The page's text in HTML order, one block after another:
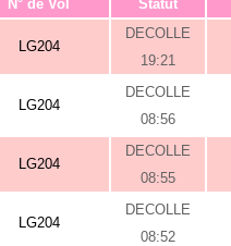
N° de Vol Statut
LG204
DECOLLE
19:21
LG204
DECOLLE
08:56
LG204
DECOLLE
08:55
LG204
DECOLLE
08:52